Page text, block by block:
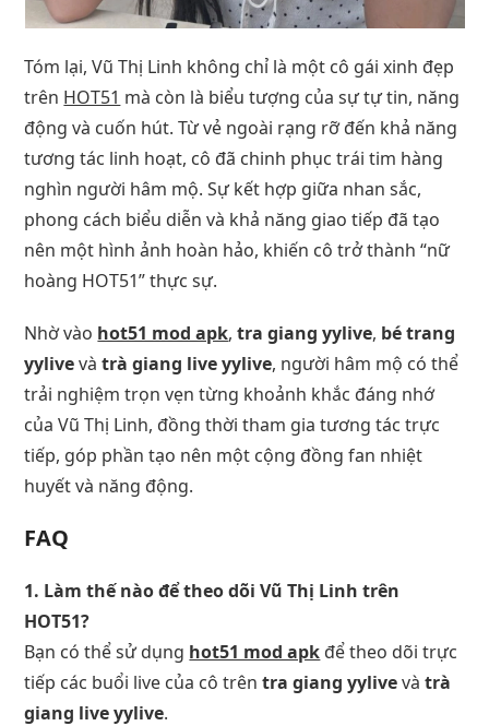
Tóm lại, Vũ Thị Linh không chỉ là một cô gái xinh đẹp
trên HOT51 mà còn là biểu tượng của sự tự tin, năng
động và cuốn hút. Từ vẻ ngoài rạng rỡ đến khả năng
tương tác linh hoạt, cô đã chinh phục trái tim hàng
nghìn người hâm mộ. Sự kết hợp giữa nhan sắc,
phong cách biểu diễn và khả năng giao tiếp đã tạo
nên một hình ảnh hoàn hảo, khiến cô trở thành “nữ
hoàng HOT51” thực sự.
Nhờ vào hot51 mod apk,tra giang yylive, bé trang
yylivevàtrà giang live yylive, người hâm mộ có thể
trải nghiệm trọn vẹn từng khoảnh khắc đáng nhớ
của Vũ Thị Linh, đồng thời tham gia tương tác trực
tiếp, góp phần tạo nên một cộng đồng fan nhiệt
huyết và năng động.
FAQ
1. Làm thế nào để theo dõi Vũ Thị Linh trên
HOT51?
Bạn có thể sử dụng hot51 mod apk để theo dõi trực
tiếp các buổi live của cô trêntra giang yylivevàtrà
giang live yylive.